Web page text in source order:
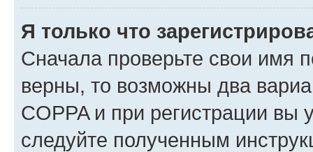
Я только что
Сначала проверьте свои имя
верны, то возможны два
COPPA и при регистрации вы
следуйте полученным